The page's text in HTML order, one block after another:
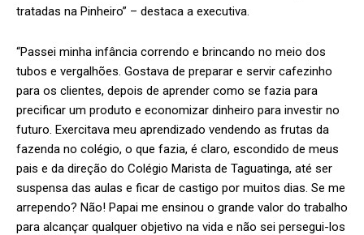
tratadas na Pinheiro” – destaca a executiva.
“Passei minha infância correndo e brincando no meio dos
tubos e vergalhões. Gostava de preparar e servir cafezinho
para os clientes, depois de aprender como se fazia para
precificar um produto e economizar dinheiro para investir no
futuro. Exercitava meu aprendizado vendendo as frutas da
fazenda no colégio, o que fazia, é claro, escondido de meus
pais e da direção do Colégio Marista de Taguatinga, até ser
suspensa das aulas e ficar de castigo por muitos dias. Se me
arrependo? Não! Papai me ensinou o grande valor do trabalho
para alcançar qualquer objetivo na vida e não sei persegui-los